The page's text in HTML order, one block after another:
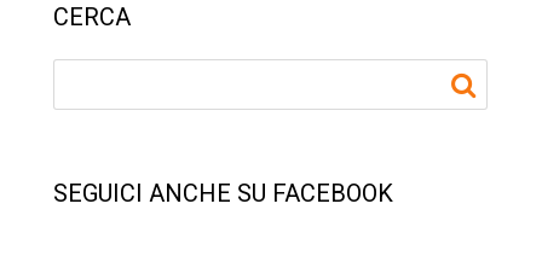
CERCA
SEGUICI ANCHE SU FACEBOOK